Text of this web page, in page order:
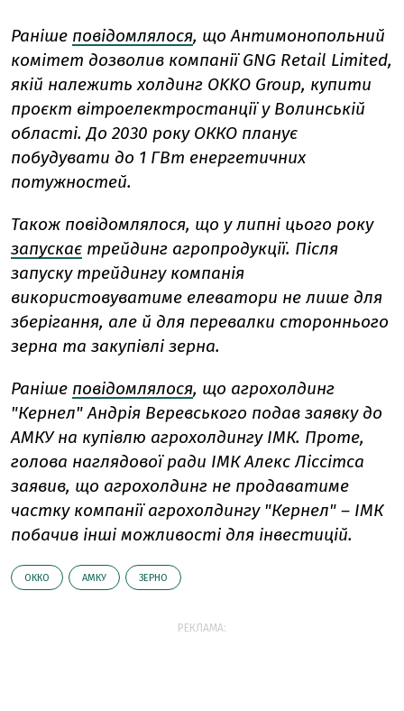
Раніше повідомлялося, що Антимонопольний
комітет дозволив компанії GNG Retail Limited,
якій належить холдинг OKKO Group, купити
проєкт вітроелектростанції у Волинській
області. До 2030 року ОККО планує
побудувати до 1 ГВт енергетичних
потужностей.
Також повідомлялося, що у липні цього року
запускає трейдинг агропродукції. Після
запуску трейдингу компанія
використовуватиме елеватори не лише для
зберігання, але й для перевалки стороннього
зерна та закупівлі зерна.
Раніше повідомлялося, що агрохолдинг
"Кернел" Андрія Веревського подав заявку до
АМКУ на купівлю агрохолдингу ІМК. Проте,
голова наглядової ради ІМК Алекс Ліссітса
заявив, що агрохолдинг не продаватиме
частку компанії агрохолдингу "Кернел" – ІМК
побачив інші можливості для інвестицій.
ОККО АМКУ ЗЕРНО
РЕКЛАМА: